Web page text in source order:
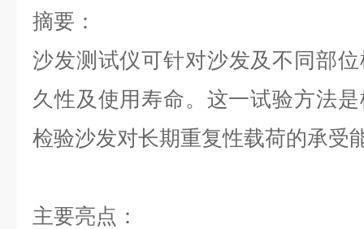
摘要：
沙发测试仪可针对沙发及不同部
久性及使用寿命。这一试验方法
检验沙发对长期重复性载荷的承受
主要亮点：